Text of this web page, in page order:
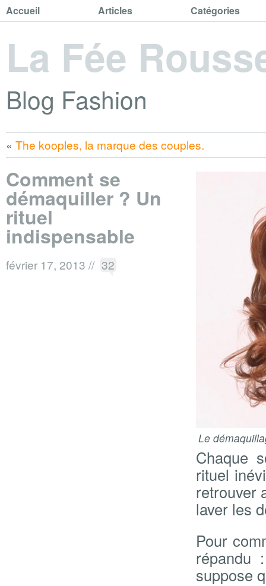
Accueil Articles Catégories
La Fée
Blog Fashion
« The kooples, la marque des couples.
Comment se
démaquiller ? Un
rituel
indispensable
février 17, 2013 // 32
Le
Chaque
rituel
retrouver
laver les
Pour
répandu
suppose